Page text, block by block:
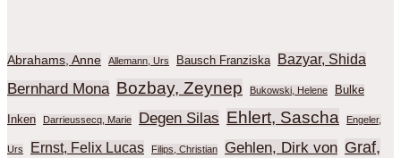
Abrahams, Anne Allemann, Urs Bausch Franziska Bazyar, Shida
Bernhard Mona Bozbay, Zeynep Bukowski, Helene Bulke
Inken Darrieussecq, Marie Degen Silas Ehlert, Sascha Engeler,
Urs Ernst, Felix Lucas Filips, Christian Gehlen, Dirk von Graf,